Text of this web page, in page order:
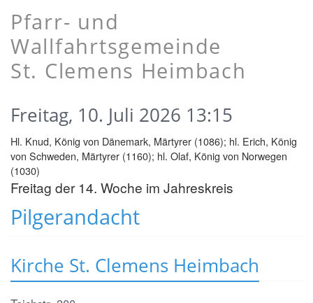
Pfarr- und
Wallfahrtsgemeinde
St. Clemens Heimbach
Pilgerandacht
Freitag, 10. Juli 2026 13:15
Hl. Knud, König von Dänemark, Märtyrer (1086); hl. Erich, König
von Schweden, Märtyrer (1160); hl. Olaf, König von Norwegen
(1030)
Freitag der 14. Woche im Jahreskreis
Kirche St. Clemens Heimbach